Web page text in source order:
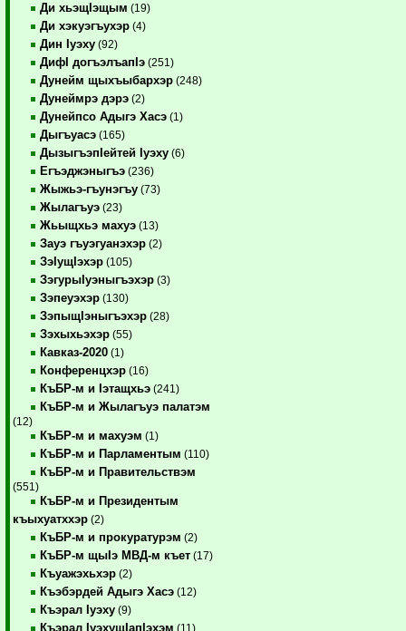
Ди хьэщIэщым (19)
Ди хэкуэгъухэр (4)
Дин Iуэху (92)
ДифI догъэлъапIэ (251)
Дунейм щыхъыбархэр (248)
Дунеймрэ дэрэ (2)
Дунейпсо Адыгэ Хасэ (1)
Дыгъуасэ (165)
ДызыгъэпIейтей Iуэху (6)
Егъэджэныгъэ (236)
Жыжьэ-гъунэгъу (73)
Жылагъуэ (23)
Жьыщхьэ махуэ (13)
Зауэ гъуэгуанэхэр (2)
ЗэIущIэхэр (105)
ЗэгурыIуэныгъэхэр (3)
Зэпеуэхэр (130)
ЗэпыщIэныгъэхэр (28)
Зэхыхьэхэр (55)
Кавказ-2020 (1)
Конференцхэр (16)
КъБР-м и Iэтащхьэ (241)
КъБР-м и Жылагъуэ палатэм
(12)
КъБР-м и махуэм (1)
КъБР-м и Парламентым (110)
КъБР-м и Правительствэм
(551)
КъБР-м и Президентым
къыхуатххэр (2)
КъБР-м и прокуратурэм (2)
КъБР-м щыIэ МВД-м къет (17)
Къуажэхьхэр (2)
Къэбэрдей Адыгэ Хасэ (12)
Къэрал Iуэху (9)
Къэрал IуэхущIапIэхэм (11)